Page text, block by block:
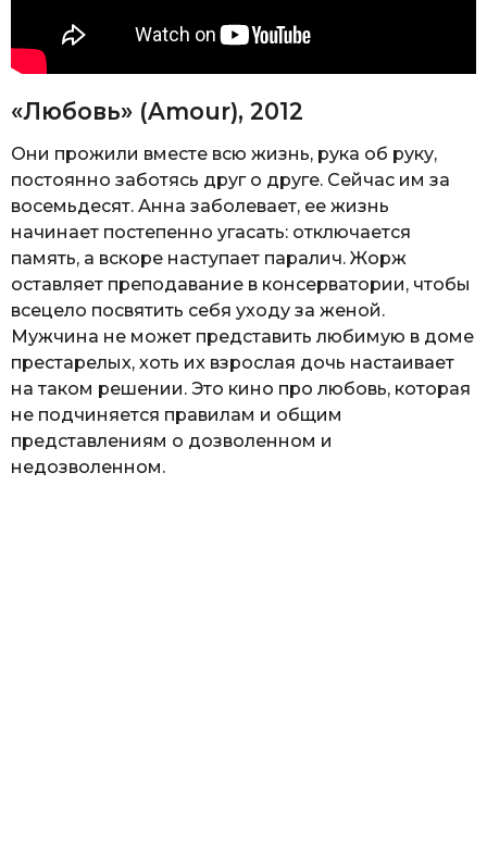
«Любовь» (Amour), 2012
Они прожили вместе всю жизнь, рука об руку,
постоянно заботясь друг о друге. Сейчас им за
восемьдесят. Анна заболевает, ее жизнь
начинает постепенно угасать: отключается
память, а вскоре наступает паралич. Жорж
оставляет преподавание в консерватории, чтобы
всецело посвятить себя уходу за женой.
Мужчина не может представить любимую в доме
престарелых, хоть их взрослая дочь настаивает
на таком решении. Это кино про любовь, которая
не подчиняется правилам и общим
представлениям о дозволенном и
недозволенном.